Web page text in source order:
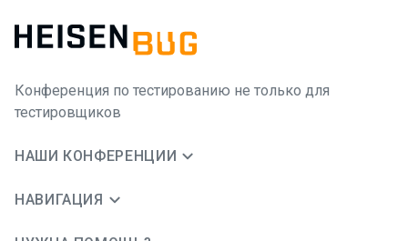
Конференция по тестированию не только для
тестировщиков
НАШИ КОНФЕРЕНЦИИ
НАВИГАЦИЯ